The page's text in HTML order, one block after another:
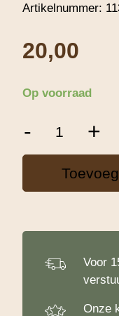
Artikelnummer:
20,00
Op voorraad
-
(poeder)
4
aantal
+
Voor
Onze